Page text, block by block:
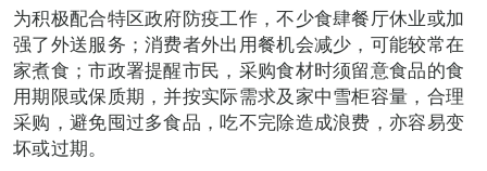
为积极配合特区政府防疫工作，不少食肆餐厅休业或加
强了外送服务；消费者外出用餐机会减少，可能较常在
家煮食；市政署提醒市民，采购食材时须留意食品的食
用期限或保质期，并按实际需求及家中雪柜容量，合理
采购，避免囤过多食品，吃不完除造成浪费，亦容易变
坏或过期。